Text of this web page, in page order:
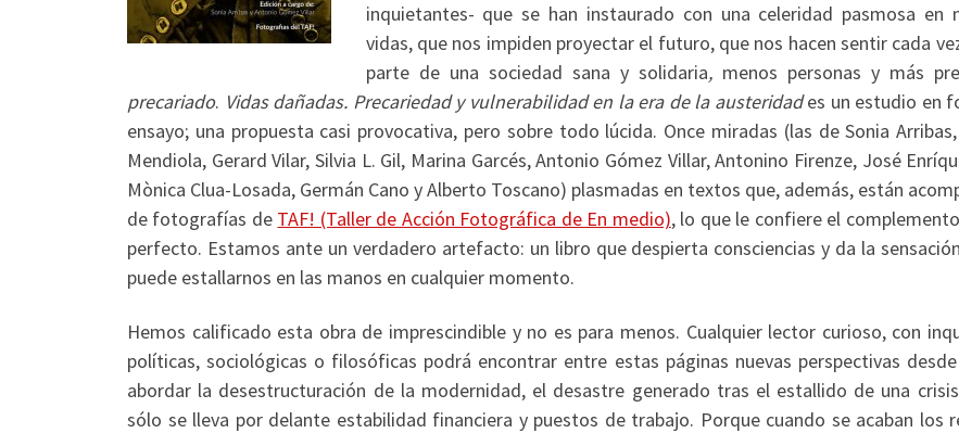
inquietantes- que se han instaurado con una celeridad pasmosa en
vidas, que nos impiden proyectar el futuro, que nos hacen sentir cada
parte de una sociedad sana y solidaria, menos personas y más
precariado. Vidas dañadas. Precariedad y vulnerabilidad en la era de la austeridades un estudio en
ensayo; una propuesta casi provocativa, pero sobre todo lúcida. Once miradas (las de Sonia
Mendiola, Gerard Vilar, Silvia L. Gil, Marina Garcés, Antonio Gómez Villar, Antonino Firenze, José
Mònica Clua-Losada, Germán Cano y Alberto Toscano) plasmadas en textos que, además, están
de fotografías de TAF! (Taller de Acción Fotográfica de En medio), lo que le confiere el
perfecto. Estamos ante un verdadero artefacto: un libro que despierta consciencias y da la
puede estallarnos en las manos en cualquier momento.
Hemos calificado esta obra de imprescindible y no es para menos. Cualquier lector curioso, con
políticas, sociológicas o filosóficas podrá encontrar entre estas páginas nuevas perspectivas
abordar la desestructuración de la modernidad, el desastre generado tras el estallido de una
sólo se lleva por delante estabilidad financiera y puestos de trabajo. Porque cuando se acaban los